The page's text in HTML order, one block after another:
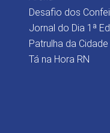
Desafio dos
Jornal do Dia 1ª
Patrulha da Cidade
Tá na Hora RN